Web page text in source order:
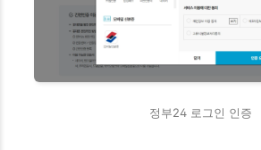
정부24 로그인 인증